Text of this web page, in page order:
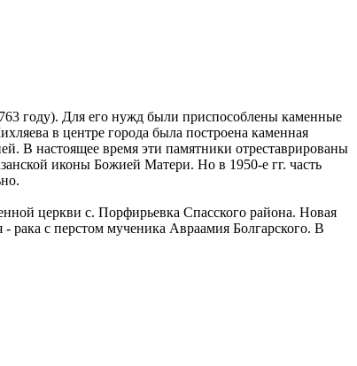
году). Для его нужд были приспособлены каменные
в центре города была построена каменная
В настоящее время эти памятники отреставрированы
иконы Божией Матери. Но в 1950-е гг. часть
церкви с. Порфирьевка Спасского района. Новая
рака с перстом мученика Авраамия Болгарского. В